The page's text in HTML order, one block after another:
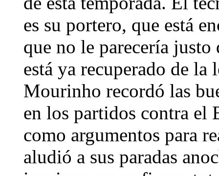
es su portero, que está
que no le parecería justo
está ya recuperado de
Mourinho recordó las
en los partidos contra el
como argumentos para
aludió a sus paradas